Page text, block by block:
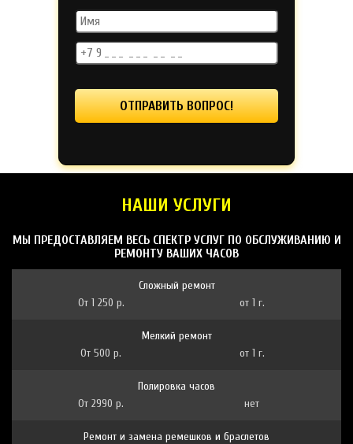
НАШИ УСЛУГИ
МЫ ПРЕДОСТАВЛЯЕМ ВЕСЬ СПЕКТР УСЛУГ ПО ОБСЛУЖИВАНИЮ И
РЕМОНТУ ВАШИХ ЧАСОВ
Сложный ремонт
От 1 250 р.
от 1 г.
Мелкий ремонт
От 500 р.
от 1 г.
Полировка часов
От 2990 р.
нет
Ремонт и замена ремешков и браслетов